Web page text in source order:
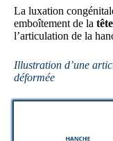
La luxation
emboîtement de la
l’articulation de la
Illustration d’une
déformée